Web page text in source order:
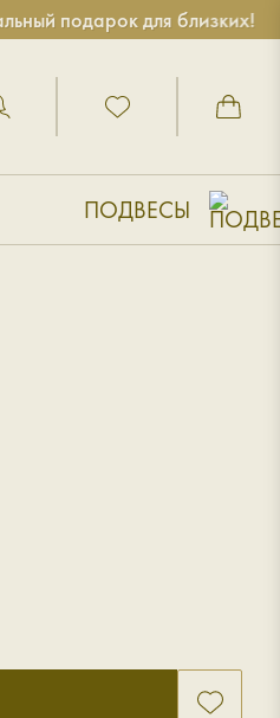
для близких!
ПОДВЕСЫ